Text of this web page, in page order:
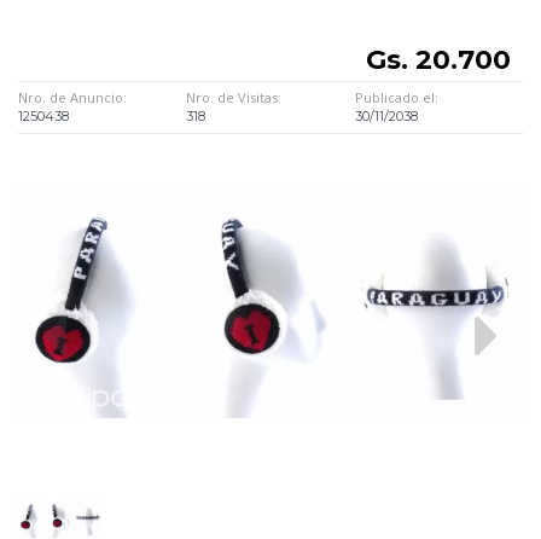
Gs. 20.700
Nro. de Anuncio:
1250438
Nro. de Visitas:
318
Publicado el:
30/11/2038